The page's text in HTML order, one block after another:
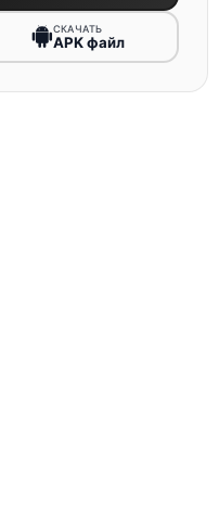
СКАЧАТЬ
APK файл